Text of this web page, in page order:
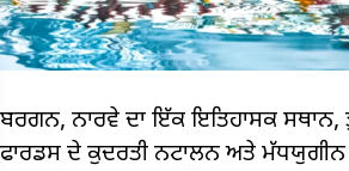
ਬਰਗਨ, ਨਾਰਵੇ ਦਾ ਇੱਕ ਇਤਿਹਾਸਕ ਸਥਾਨ,
ਫਾਰਡਸ ਦੇ ਕੁਦਰਤੀ ਨਟਾਲਨ ਅਤੇ